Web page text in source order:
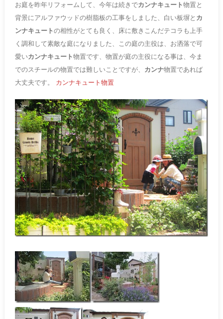
お庭を昨年リフォームして、今年は続きでカンナキュート物置と
背景にアルファウッドの樹脂板の工事をしました、白い板塀と カ
ンナキュートの相性がとても良く、床に敷きこんだテコラも上手
く調和して素敵な庭になりました、この庭の主役は、お洒落で可
愛いカンナキュート物置です、物置が庭の主役になる事は、今ま
でのスチールの物置では難しいことですが、 カンナ物置であれば
大丈夫です。 カンナキュート物置